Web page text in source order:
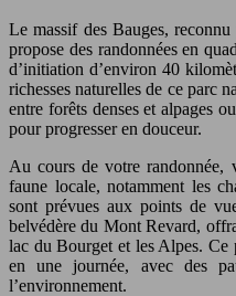
Le massif des Bauges,
propose des randonnées en
d’initiation d’environ 40
richesses naturelles de ce parc
entre forêts denses et alpages
pour progresser en douceur.
Au cours de votre randonnée,
faune locale, notamment les
sont prévues aux points de
belvédère du Mont Revard,
lac du Bourget et les Alpes. Ce
en une journée, avec des
l’environnement.